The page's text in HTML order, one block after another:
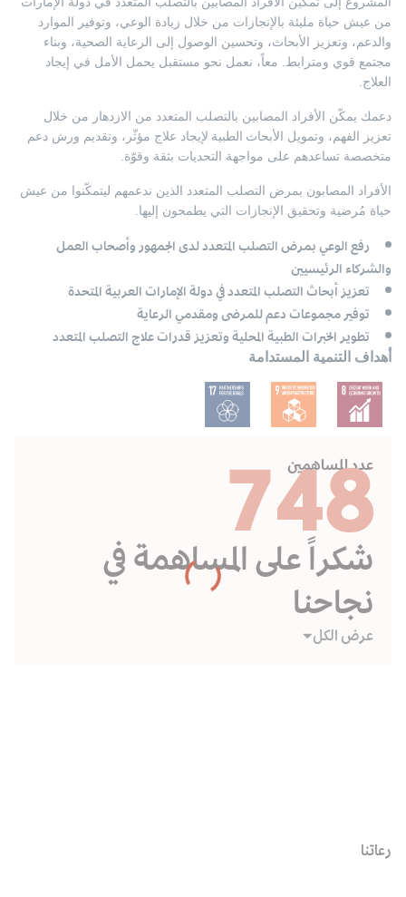
من عيش حياة مليئة بالإنجازات من خلال زيادة الوعي، وتوفير الموارد
والدعم، وتعزيز الأبحاث، وتحسين الوصول إلى الرعاية الصحية، وبناء
مجتمع قوي ومترابط. معاً، نعمل نحو مستقبل يحمل الأمل في إيجاد
العلاج.
دعمك يمكّن الأفراد المصابين بالتصلب المتعدد من الازدهار من خلال
تعزيز الفهم، وتمويل الأبحاث الطبية لإيجاد علاج مؤثّر، وتقديم ورش دعم
متخصصة تساعدهم على مواجهة التحديات بثقة وقوّة.
الأفراد المصابون بمرض التصلب المتعدد الذين ندعمهم ليتمكّنوا من عيش
حياة مُرضية وتحقيق الإنجازات التي يطمحون إليها.
رفع الوعي بمرض التصلب المتعدد لدى الجمهور وأصحاب العمل
والشركاء الرئيسيين
تعزيز أبحاث التصلب المتعدد في دولة الإمارات العربية المتحدة
توفير مجموعات دعم للمرضى ومقدمي الرعاية
تطوير الخبرات الطبية المحلية وتعزيز قدرات علاج التصلب المتعدد
أهداف التنمية المستدامة
عدد المساهمين
748
شكراً على المساهمة في
نجاحنا
عرض الكل
رعاتنا